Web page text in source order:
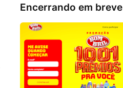
Encerrando em breve